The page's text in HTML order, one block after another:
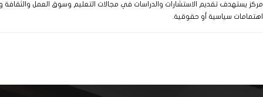
يستهدف تقديم الاستشارات والدراسات في مجالات التعليم وسوق العمل والثقافة
سياسية أو حقوقية.